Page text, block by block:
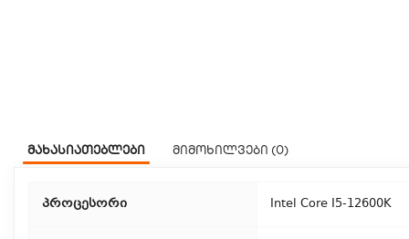
მახასიათებლები მიმოხილვები (0)
პროცესორი Intel Core I5-12600K